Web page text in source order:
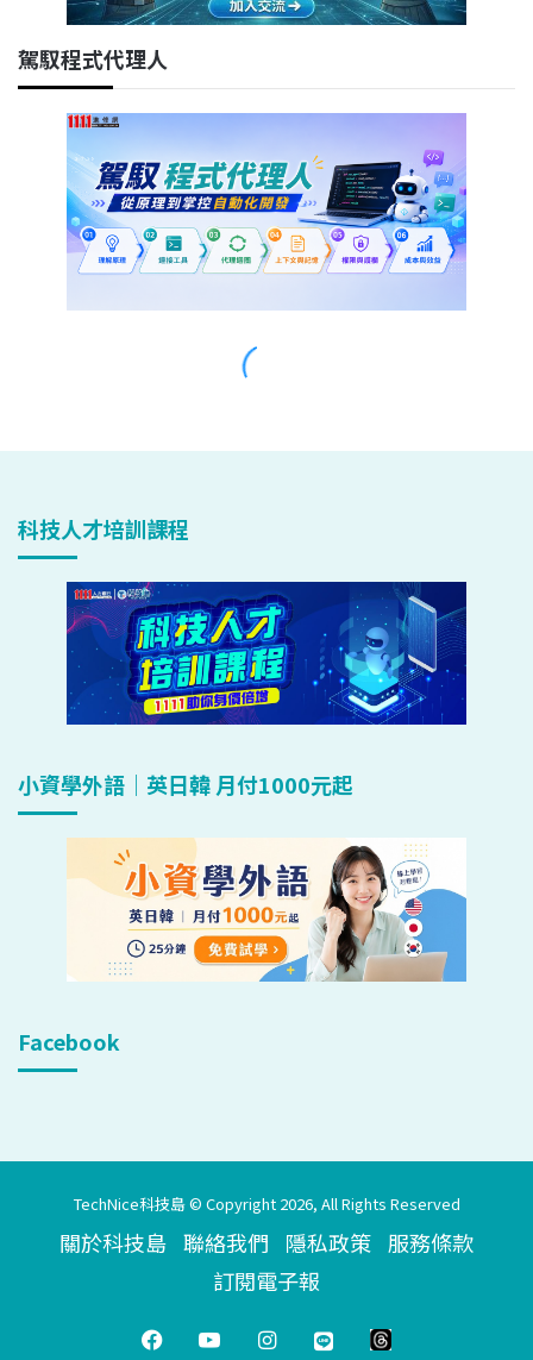
科技人才培訓課程
小資學外語｜英日韓 月付1000元起
Facebook
TechNice科技島 © Copyright 2026, All Rights Reserved
關於科技島 聯絡我們 隱私政策 服務條款
訂閱電子報